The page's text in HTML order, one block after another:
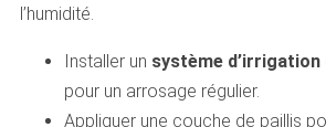
l’humidité.
Installer un système d’irrigation
pour un arrosage régulier.
Appliquer une couche de paillis